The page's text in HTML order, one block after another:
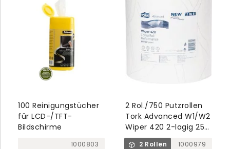
100 Reinigungstücher
für LCD-/TFT-
Bildschirme
1000803
2 Rol./750 Putzrollen
Tork Advanced W1/W2
Wiper 420 2-lagig 255
m x 24 cm weiß Perf.
2 Rollen 1000979